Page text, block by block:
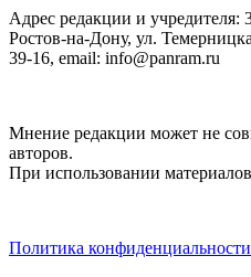
Адрес редакции и учредителя:
Ростов-на-Дону, ул.
39-16, email: info@panram.ru
Мнение редакции может не
авторов.
При использовании
Политика конфиденциальности